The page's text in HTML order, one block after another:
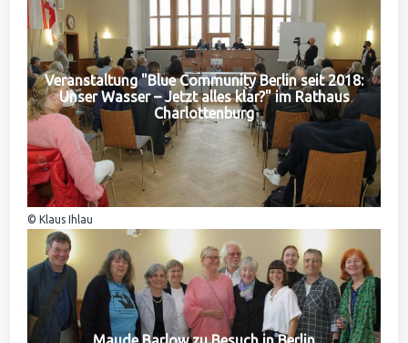
Veranstaltung "Blue Community Berlin seit 2018:
Unser Wasser – Jetzt alles klar?" im Rathaus
Charlottenburg
© Klaus Ihlau